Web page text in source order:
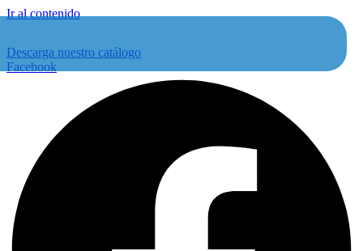
Ir al contenido
Descarga nuestro catálogo
Facebook